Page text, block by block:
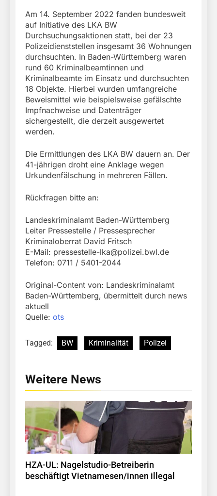
Am 14. September 2022 fanden bundesweit
auf Initiative des LKA BW
Durchsuchungsaktionen statt, bei der 23
Polizeidienststellen insgesamt 36 Wohnungen
durchsuchten. In Baden-Württemberg waren
rund 60 Kriminalbeamtinnen und
Kriminalbeamte im Einsatz und durchsuchten
18 Objekte. Hierbei wurden umfangreiche
Beweismittel wie beispielsweise gefälschte
Impfnachweise und Datenträger
sichergestellt, die derzeit ausgewertet
werden.
Die Ermittlungen des LKA BW dauern an. Der
41-jährigen droht eine Anklage wegen
Urkundenfälschung in mehreren Fällen.
Rückfragen bitte an:
Landeskriminalamt Baden-Württemberg
Leiter Pressestelle / Pressesprecher
Kriminaloberrat David Fritsch
E-Mail: pressestelle-lka@polizei.bwl.de
Telefon: 0711 / 5401-2044
Original-Content von: Landeskriminalamt
Baden-Württemberg, übermittelt durch news
aktuell
Quelle: ots
Tagged: BW Kriminalität Polizei
Weitere News
HZA-UL: Nagelstudio-Betreiberin
beschäftigt Vietnamesen/innen illegal